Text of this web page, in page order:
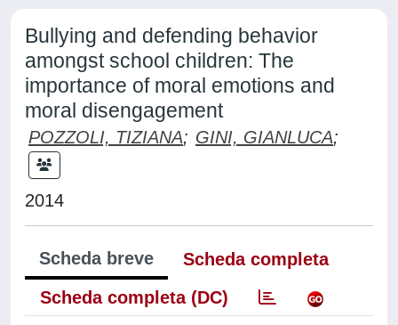
Bullying and defending behavior
amongst school children: The
importance of moral emotions and
moral disengagement
POZZOLI, TIZIANA; GINI, GIANLUCA;
2014
Scheda breve
Scheda completa
Scheda completa (DC)